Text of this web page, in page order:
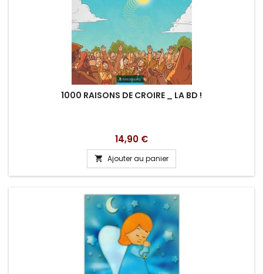
1000 RAISONS DE CROIRE _ LA BD !
Prix
14,90 €
 Ajouter au panier